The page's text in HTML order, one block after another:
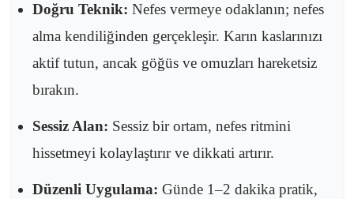
Doğru Teknik: Nefes vermeye odaklanın; nefes
alma kendiliğinden gerçekleşir. Karın kaslarınızı
aktif tutun, ancak göğüs ve omuzları hareketsiz
bırakın.
Sessiz Alan: Sessiz bir ortam, nefes ritmini
hissetmeyi kolaylaştırır ve dikkati artırır.
Düzenli Uygulama: Günde 1–2 dakika pratik,